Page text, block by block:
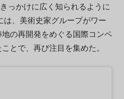
っかけに広く知られるように
、美術史家グループがワー
の再開発をめぐる国際コンペ
とで、再び注目を集めた。